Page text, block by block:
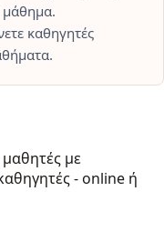
μάθημα.
καθηγητές
με
- online ή